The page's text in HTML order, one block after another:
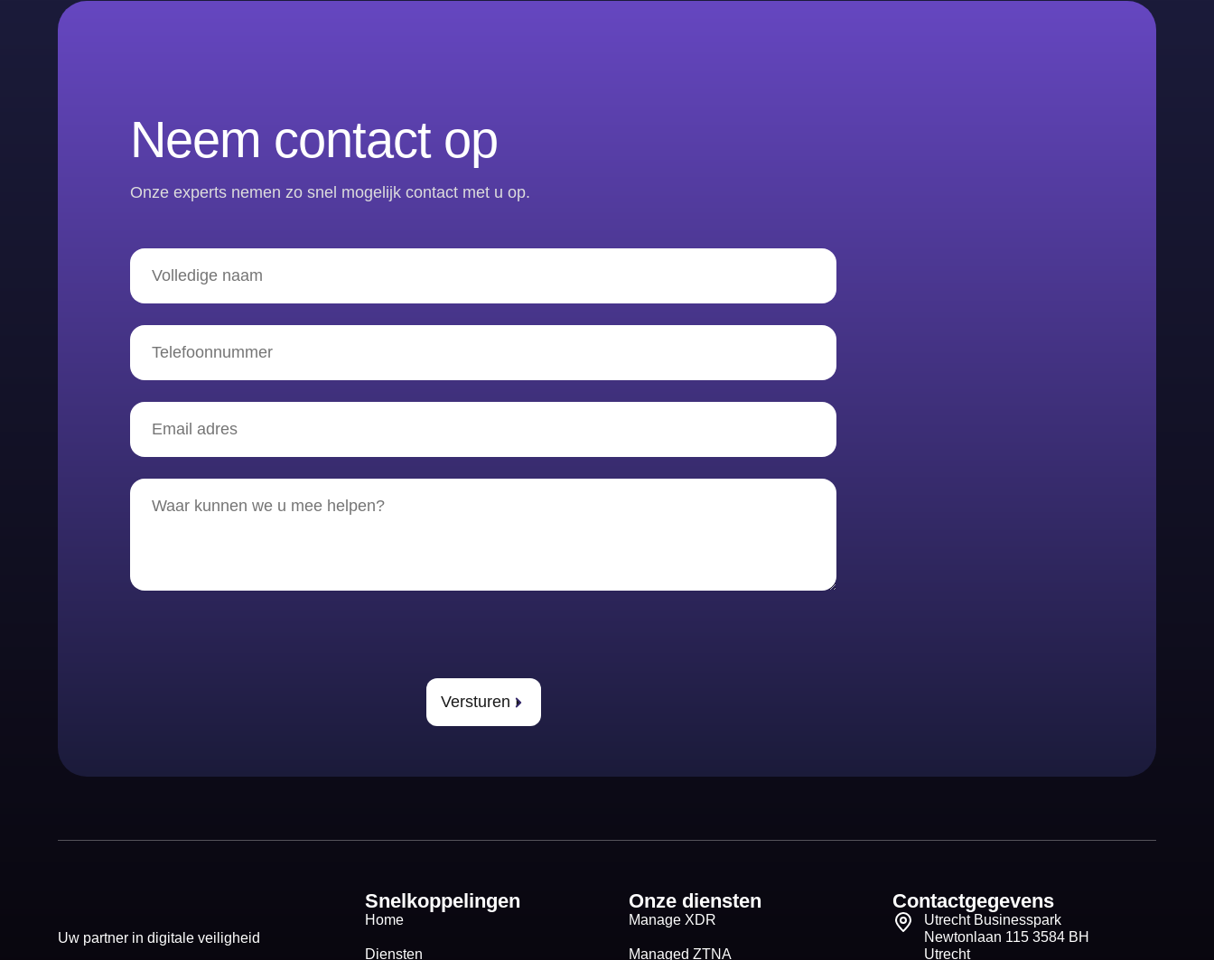
Neem contact op
Onze experts nemen zo snel mogelijk contact met u op.
Versturen
Uw partner in digitale veiligheid
Snelkoppelingen
Home
Diensten
Onze diensten
Manage XDR
Managed ZTNA
Contactgegevens
Utrecht Businesspark
Newtonlaan 115 3584 BH
Utrecht